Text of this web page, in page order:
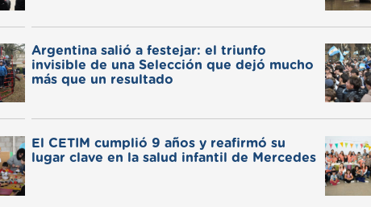
Argentina salió a festejar: el triunfo
invisible de una Selección que dejó mucho
más que un resultado
El CETIM cumplió 9 años y reafirmó su
lugar clave en la salud infantil de Mercedes